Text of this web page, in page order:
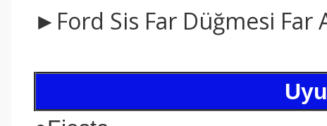
►Ford Sis Far Düğmesi Far